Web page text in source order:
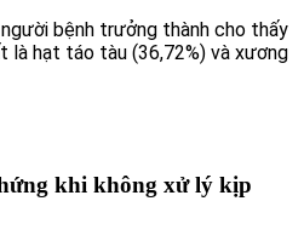
bệnh trưởng thành cho thấy
là hạt táo tàu (36,72%) và xương
khi không xử lý kịp